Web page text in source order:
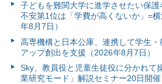
子どもを難関大学に進学させたい保
不安第1位は「学費が高くないか」=
年8月7日）
高専機構と日本公庫、連携して学生・
アップ創出を支援（2026年8月7日）
Sky、教員役と児童生徒役に分かれて
業研究モード」解説セミナー20日開催